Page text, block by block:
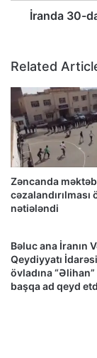
İranda 30-
Related
Zəncanda
cəzalandırılması
nətiələndi
Bəluc ana İranın
Qeydiyyatı
övladına “Əlihan”
başqa ad qeyd